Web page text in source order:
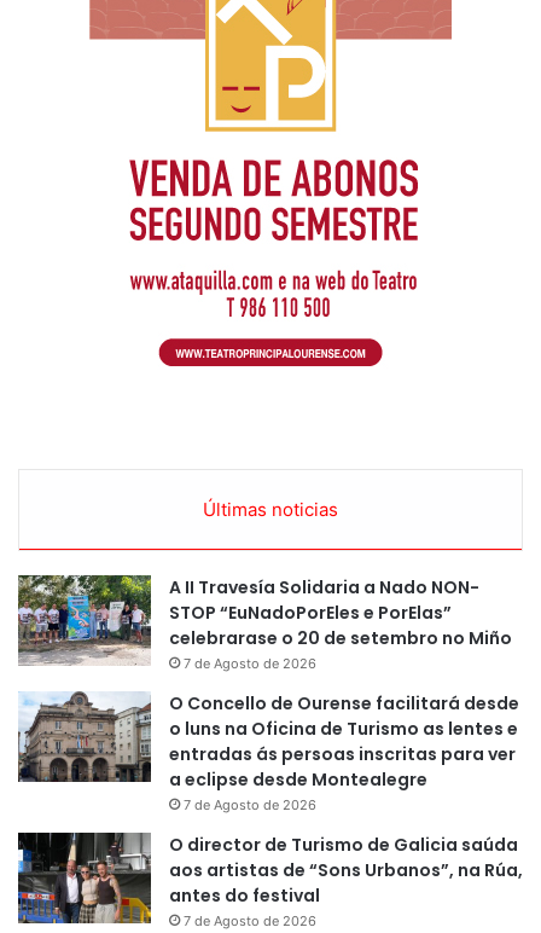
Últimas noticias
A II Travesía Solidaria a Nado NON-
STOP “EuNadoPorEles e PorElas”
celebrarase o 20 de setembro no Miño
7 de Agosto de 2026
O Concello de Ourense facilitará desde
o luns na Oficina de Turismo as lentes e
entradas ás persoas inscritas para ver
a eclipse desde Montealegre
7 de Agosto de 2026
O director de Turismo de Galicia saúda
aos artistas de “Sons Urbanos”, na Rúa,
antes do festival
7 de Agosto de 2026